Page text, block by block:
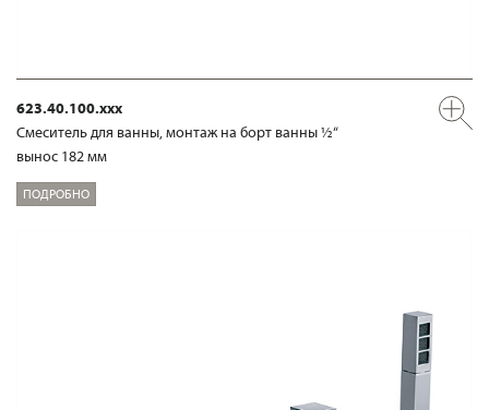
623.40.100.xxx
Смеситель для ванны, монтаж на борт ванны ½“
вынос 182 мм
ПОДРОБНО